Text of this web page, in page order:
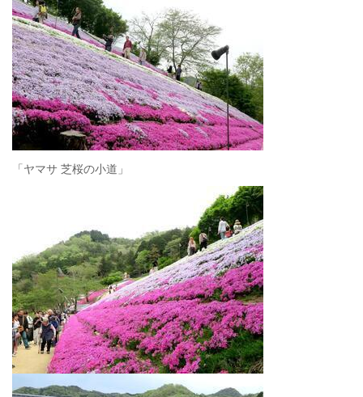
「ヤマサ 芝桜の小道」